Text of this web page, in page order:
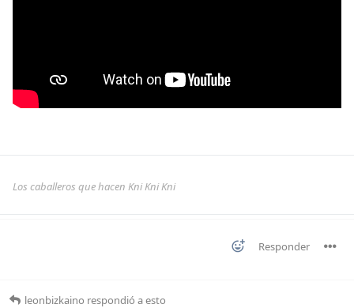
Los caballeros que hacen Kni Kni Kni
Responder
leonbizkaino respondió a esto